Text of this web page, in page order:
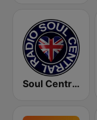
Soul Central Radio